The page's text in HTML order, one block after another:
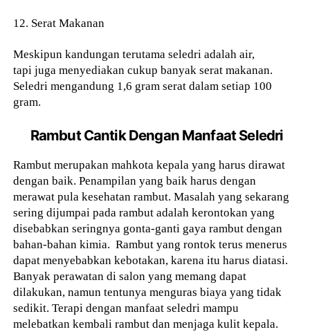
12. Serat Makanan
Meskipun kandungan terutama seledri adalah air,
tapi juga menyediakan cukup banyak serat makanan.
Seledri mengandung 1,6 gram serat dalam setiap 100
gram.
Rambut Cantik Dengan Manfaat Seledri
Rambut merupakan mahkota kepala yang harus dirawat
dengan baik. Penampilan yang baik harus dengan
merawat pula kesehatan rambut. Masalah yang sekarang
sering dijumpai pada rambut adalah kerontokan yang
disebabkan seringnya gonta-ganti gaya rambut dengan
bahan-bahan kimia. Rambut yang rontok terus menerus
dapat menyebabkan kebotakan, karena itu harus diatasi.
Banyak perawatan di salon yang memang dapat
dilakukan, namun tentunya menguras biaya yang tidak
sedikit. Terapi dengan manfaat seledri mampu
melebatkan kembali rambut dan menjaga kulit kepala.